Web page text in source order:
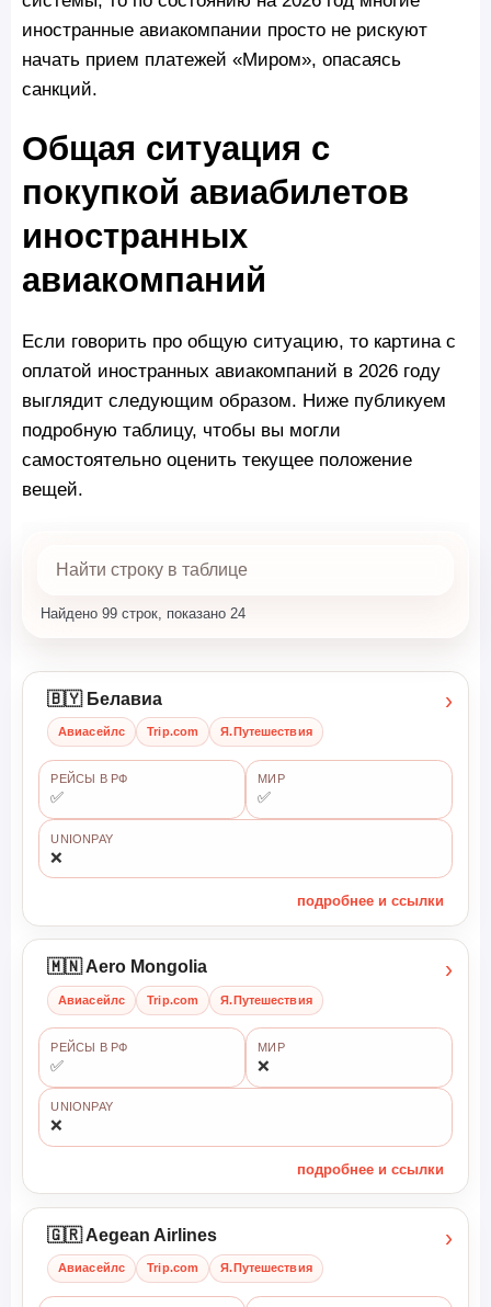
иностранные авиакомпании просто не рискуют
начать прием платежей «Миром», опасаясь
санкций.
Общая ситуация с
покупкой авиабилетов
иностранных
авиакомпаний
Если говорить про общую ситуацию, то картина с
оплатой иностранных авиакомпаний в 2026 году
выглядит следующим образом. Ниже публикуем
подробную таблицу, чтобы вы могли
самостоятельно оценить текущее положение
вещей.
Найдено 99 строк, показано 24
🇧🇾 Белавиа
Авиасейлс Trip.com Я.Путешествия
›
РЕЙСЫ В РФ
✅
МИР
✅
UNIONPAY
❌
подробнее и ссылки
🇲🇳 Aero Mongolia
Авиасейлс Trip.com Я.Путешествия
›
РЕЙСЫ В РФ
✅
МИР
❌
UNIONPAY
❌
подробнее и ссылки
🇬🇷 Aegean Airlines
Авиасейлс Trip.com Я.Путешествия
›